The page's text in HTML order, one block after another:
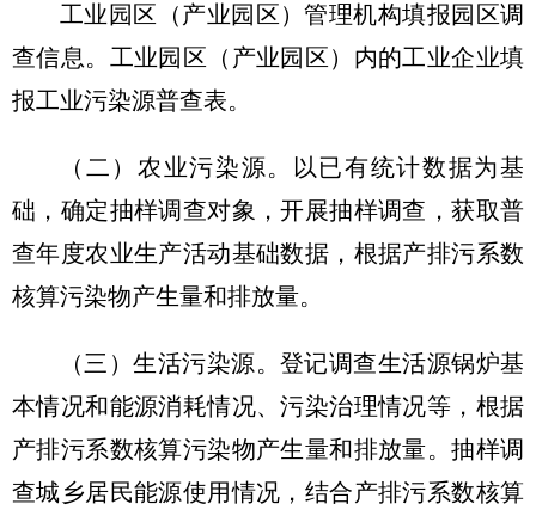
工业园区（产业园区）管理机构填报园区调
查信息。工业园区（产业园区）内的工业企业填
报工业污染源普查表。
（二）农业污染源。
以已有统计数据为基
础，确定抽样调查对象，开展抽样调查，获取普
查年度农业生产活动基础数据，根据产排污系数
核算污染物产生量和排放量。
（三）生活污染源。 登记调查生活源锅炉基
本情况和能源消耗情况、污染治理情况等，根据
产排污系数核算污染物产生量和排放量。抽样调
查城乡居民能源使用情况，结合产排污系数核算